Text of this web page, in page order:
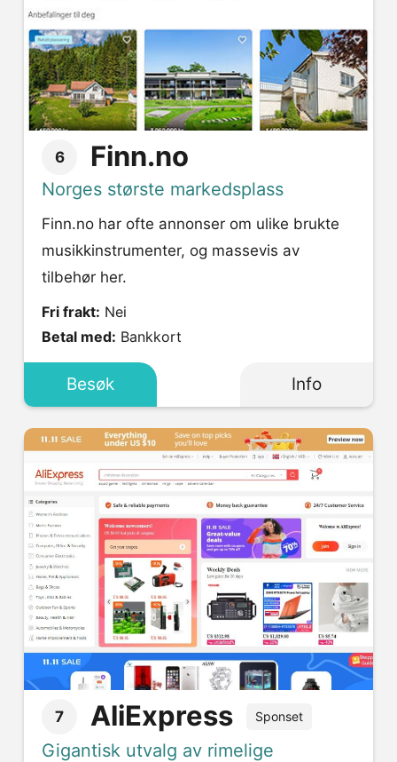
6 Finn.no
Norges største markedsplass
Finn.no har ofte annonser om ulike brukte
musikkinstrumenter, og massevis av
tilbehør her.
Fri frakt: Nei
Betal med: Bankkort
Besøk Info
7 AliExpress Sponset
Gigantisk utvalg av rimelige